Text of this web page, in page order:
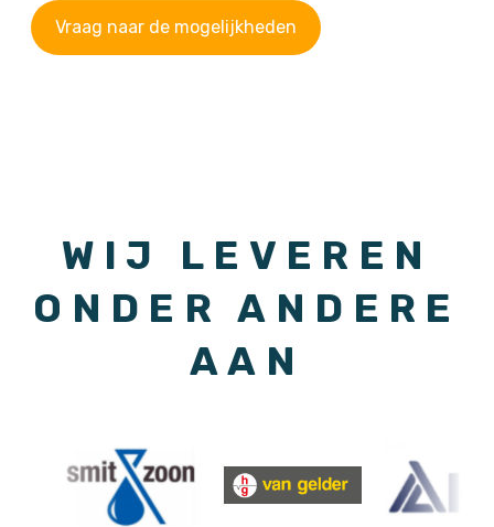
Vraag naar de mogelijkheden
WIJ LEVEREN
ONDER ANDERE
AAN